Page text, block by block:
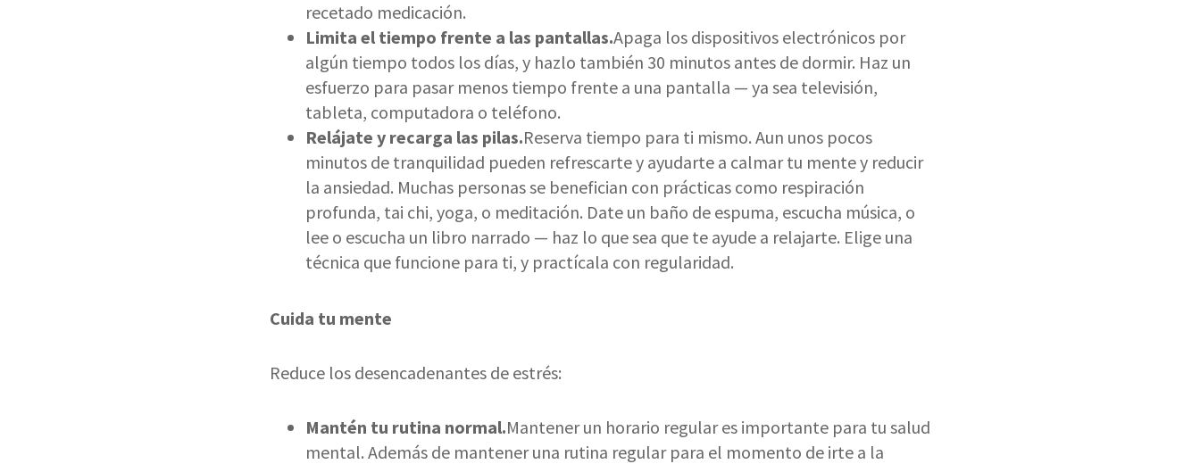
recetado medicación.
Limita el tiempo frente a las pantallas.Apaga los dispositivos electrónicos por
algún tiempo todos los días, y hazlo también 30 minutos antes de dormir. Haz un
esfuerzo para pasar menos tiempo frente a una pantalla — ya sea televisión,
tableta, computadora o teléfono.
Relájate y recarga las pilas.Reserva tiempo para ti mismo. Aun unos pocos
minutos de tranquilidad pueden refrescarte y ayudarte a calmar tu mente y reducir
la ansiedad. Muchas personas se benefician con prácticas como respiración
profunda, tai chi, yoga, o meditación. Date un baño de espuma, escucha música, o
lee o escucha un libro narrado — haz lo que sea que te ayude a relajarte. Elige una
técnica que funcione para ti, y practícala con regularidad.
Cuida tu mente
Reduce los desencadenantes de estrés:
Mantén tu rutina normal.Mantener un horario regular es importante para tu salud
mental. Además de mantener una rutina regular para el momento de irte a la